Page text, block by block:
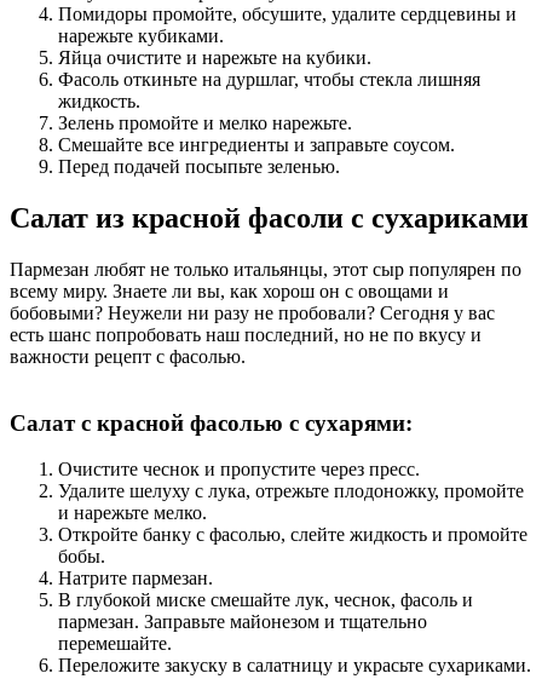
Помидоры промойте, обсушите, удалите сердцевины и
нарежьте кубиками.
Яйца очистите и нарежьте на кубики.
Фасоль откиньте на дуршлаг, чтобы стекла лишняя
жидкость.
Зелень промойте и мелко нарежьте.
Смешайте все ингредиенты и заправьте соусом.
Перед подачей посыпьте зеленью.
Салат из красной фасоли с сухариками
Пармезан любят не только итальянцы, этот сыр популярен по
всему миру. Знаете ли вы, как хорош он с овощами и
бобовыми? Неужели ни разу не пробовали? Сегодня у вас
есть шанс попробовать наш последний, но не по вкусу и
важности рецепт с фасолью.
Салат с красной фасолью с сухарями:
Очистите чеснок и пропустите через пресс.
Удалите шелуху с лука, отрежьте плодоножку, промойте
и нарежьте мелко.
Откройте банку с фасолью, слейте жидкость и промойте
бобы.
Натрите пармезан.
В глубокой миске смешайте лук, чеснок, фасоль и
пармезан. Заправьте майонезом и тщательно
перемешайте.
Переложите закуску в салатницу и украсьте сухариками.